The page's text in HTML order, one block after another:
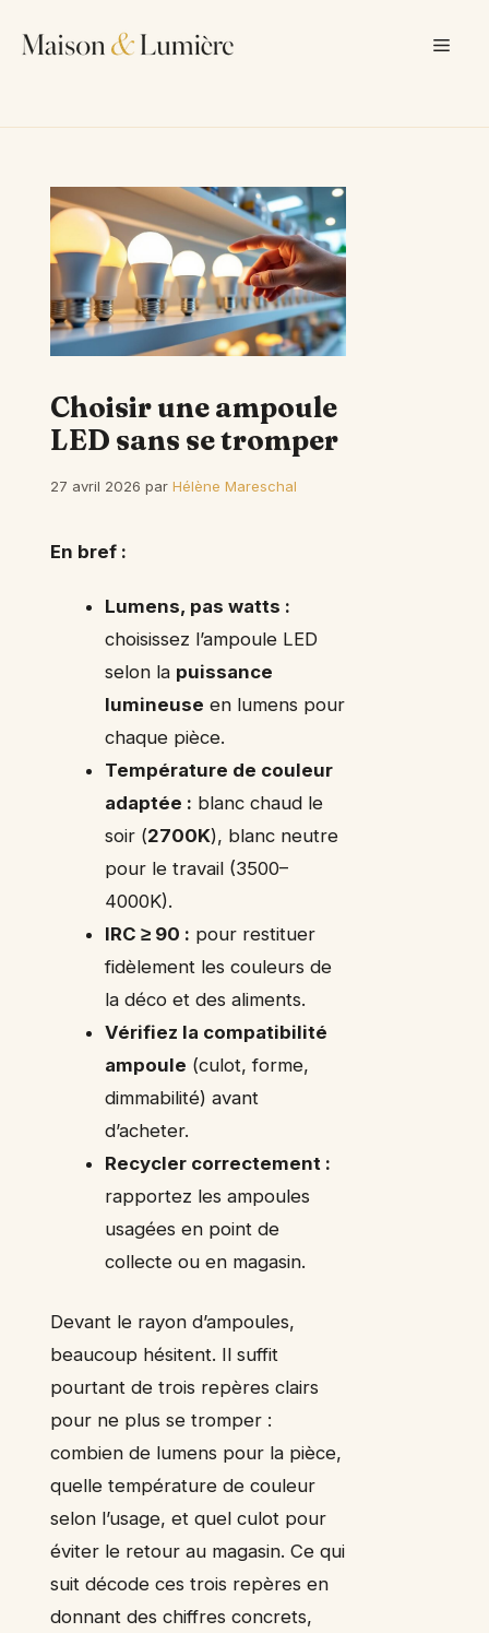
Choisir une ampoule
LED sans se tromper
27 avril 2026 par Hélène Mareschal
En bref :
Lumens, pas watts :
choisissez l’ampoule LED
selon la puissance
lumineuse en lumens pour
chaque pièce.
Température de couleur
adaptée : blanc chaud le
soir (2700K), blanc neutre
pour le travail (3500–
4000K).
IRC ≥ 90 : pour restituer
fidèlement les couleurs de
la déco et des aliments.
Vérifiez la compatibilité
ampoule (culot, forme,
dimmabilité) avant
d’acheter.
Recycler correctement :
rapportez les ampoules
usagées en point de
collecte ou en magasin.
Devant le rayon d’ampoules,
beaucoup hésitent. Il suffit
pourtant de trois repères clairs
pour ne plus se tromper :
combien de lumens pour la pièce,
quelle température de couleur
selon l’usage, et quel culot pour
éviter le retour au magasin. Ce qui
suit décode ces trois repères en
donnant des chiffres concrets,